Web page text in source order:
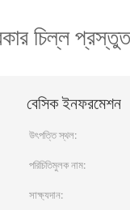
চিল্ল
বেসিক ইনফরমেশন
উৎপত্তি স্থল:
পরিচিতিমুলক নাম:
সাক্ষ্যদান: